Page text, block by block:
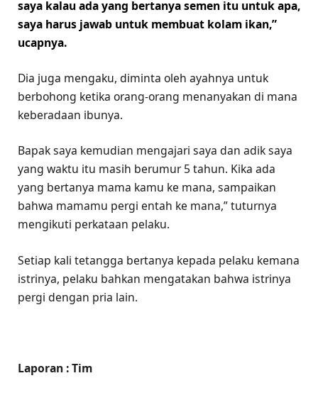
saya kalau ada yang bertanya semen itu untuk apa,
saya harus jawab untuk membuat kolam ikan,”
ucapnya.
Dia juga mengaku, diminta oleh ayahnya untuk
berbohong ketika orang-orang menanyakan di mana
keberadaan ibunya.
Bapak saya kemudian mengajari saya dan adik saya
yang waktu itu masih berumur 5 tahun. Kika ada
yang bertanya mama kamu ke mana, sampaikan
bahwa mamamu pergi entah ke mana,” tuturnya
mengikuti perkataan pelaku.
Setiap kali tetangga bertanya kepada pelaku kemana
istrinya, pelaku bahkan mengatakan bahwa istrinya
pergi dengan pria lain.
Laporan : Tim